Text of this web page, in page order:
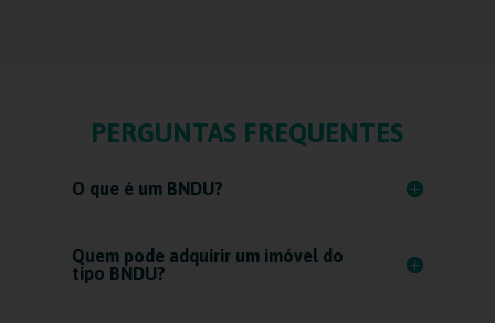
PERGUNTAS FREQUENTES
O que é um BNDU?
Quem pode adquirir um imóvel do
tipo BNDU?